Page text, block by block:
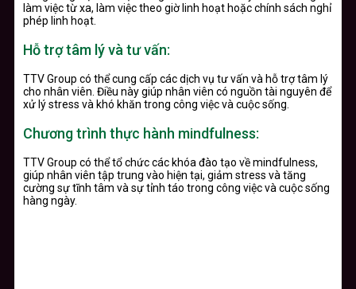
làm việc từ xa, làm việc theo giờ linh hoạt hoặc chính sách nghỉ
phép linh hoạt.
Hỗ trợ tâm lý và tư vấn:
TTV Group có thể cung cấp các dịch vụ tư vấn và hỗ trợ tâm lý
cho nhân viên. Điều này giúp nhân viên có nguồn tài nguyên để
xử lý stress và khó khăn trong công việc và cuộc sống.
Chương trình thực hành mindfulness:
TTV Group có thể tổ chức các khóa đào tạo về mindfulness,
giúp nhân viên tập trung vào hiện tại, giảm stress và tăng
cường sự tĩnh tâm và sự tỉnh táo trong công việc và cuộc sống
hàng ngày.